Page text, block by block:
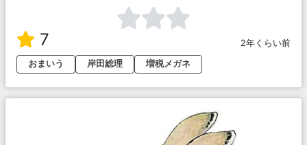
7
2年くらい前
おまいう
岸田総理 増税メガネ